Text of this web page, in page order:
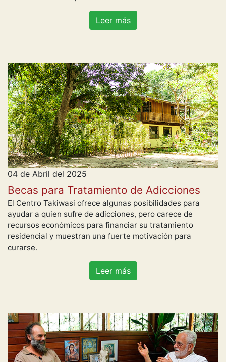
Leer más
04 de Abril del 2025
Becas para Tratamiento de Adicciones
El Centro Takiwasi ofrece algunas posibilidades para
ayudar a quien sufre de adicciones, pero carece de
recursos económicos para financiar su tratamiento
residencial y muestran una fuerte motivación para
curarse.
Leer más